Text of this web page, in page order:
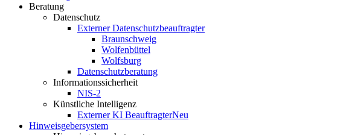
Beratung
Datenschutz
Externer Datenschutzbeauftragter
Braunschweig
Wolfenbüttel
Wolfsburg
Datenschutzberatung
Informationssicherheit
NIS-2
Künstliche Intelligenz
Externer KI BeauftragterNeu
Hinweisgebersystem